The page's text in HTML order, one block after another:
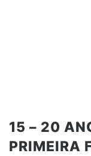
15 – 20
PRIMEIRA